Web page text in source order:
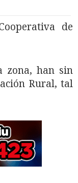
de
zona, han sin
Rural, tal